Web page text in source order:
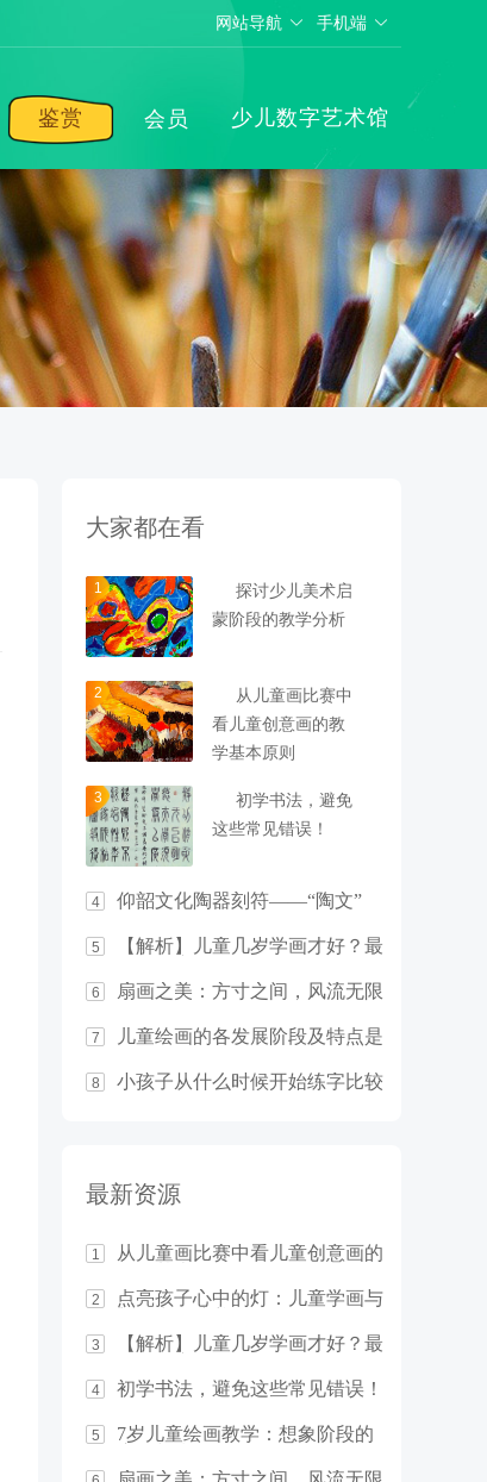
网站导航 手机端
鉴赏 会员 少儿数字艺术馆
大家都在看
1
探讨少儿美术启
蒙阶段的教学分析
2
从儿童画比赛中
看儿童创意画的教
学基本原则
3
初学书法，避免
这些常见错误！
4 仰韶文化陶器刻符——“陶文”
5
【解析】儿童几岁学画才好？最
6 扇画之美：方寸之间，风流无限
7
儿童绘画的各发展阶段及特点是
8
小孩子从什么时候开始练字比较
最新资源
1
从儿童画比赛中看儿童创意画的
2
点亮孩子心中的灯：儿童学画与
3
【解析】儿童几岁学画才好？最
4 初学书法，避免这些常见错误！
5
7岁儿童绘画教学：想象阶段的